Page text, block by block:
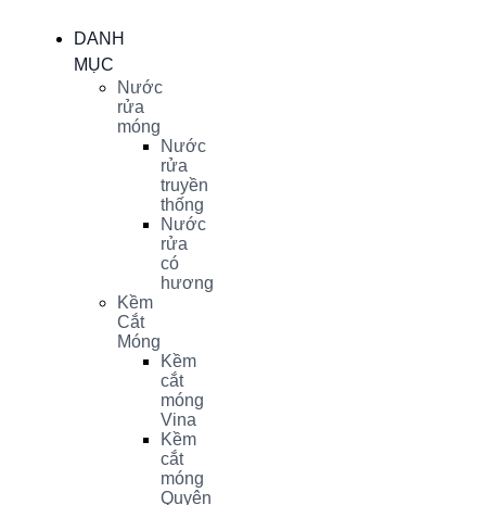
DANH
MỤC
Nước
rửa
móng
Nước
rửa
truyền
thống
Nước
rửa
có
hương
Kềm
Cắt
Móng
Kềm
cắt
móng
Vina
Kềm
cắt
móng
Quyên